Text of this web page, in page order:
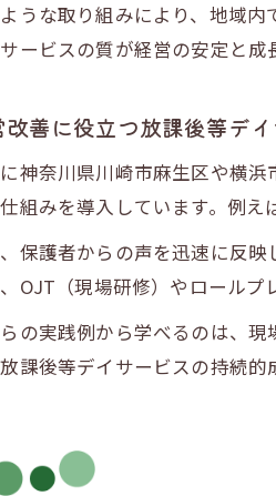
うな取り組みにより、地域
ービスの質が経営の安定と成
改善に役立つ放課後等デ
神奈川県川崎市麻生区や横
組みを導入しています。例え
保護者からの声を迅速に反
OJT（現場研修）やロールプ
の実践例から学べるのは、
課後等デイサービスの持続的